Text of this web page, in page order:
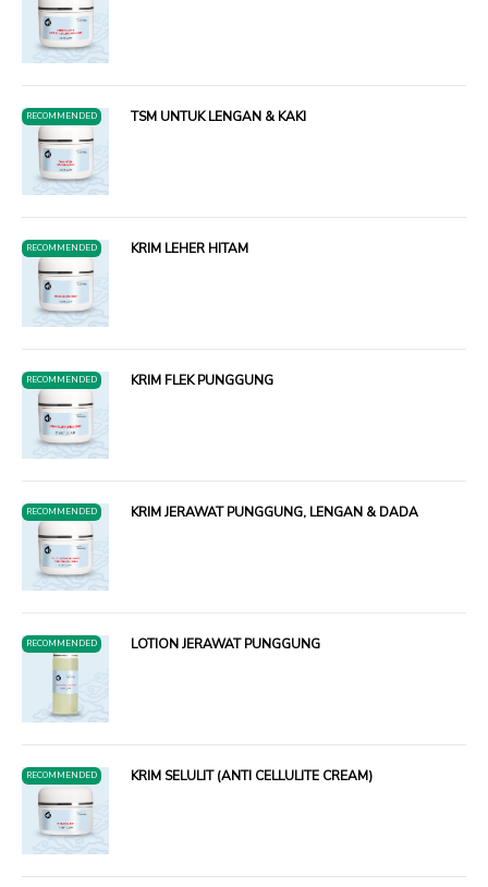
RECOMMENDED TSM UNTUK LENGAN & KAKI
RECOMMENDED KRIM LEHER HITAM
RECOMMENDED KRIM FLEK PUNGGUNG
RECOMMENDED KRIM JERAWAT PUNGGUNG, LENGAN & DADA
RECOMMENDED LOTION JERAWAT PUNGGUNG
RECOMMENDED KRIM SELULIT (ANTI CELLULITE CREAM)